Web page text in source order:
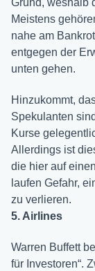
Grund, weshalb
Meistens
nahe am
entgegen der
unten gehen.
Hinzukommt,
Spekulanten
Kurse
Allerdings ist
die hier auf
laufen Gefahr,
zu verlieren.
5. Airlines
Warren Buffett
für Investoren“.